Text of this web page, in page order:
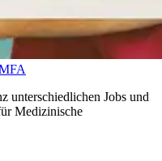
unterschiedlichen Jobs und
Medizinische